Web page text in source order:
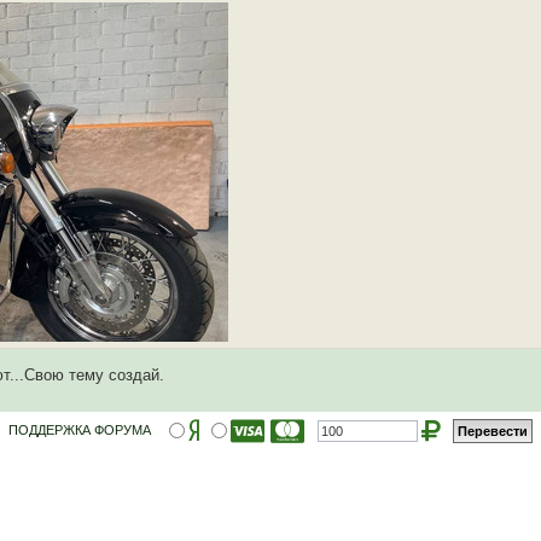
тему создай.
ПОДДЕРЖКА ФОРУМА